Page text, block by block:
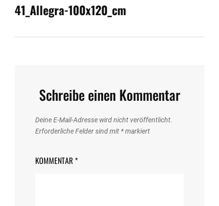
Post
41_Allegra-100x120_cm
Schreibe einen Kommentar
Deine E-Mail-Adresse wird nicht veröffentlicht.
Erforderliche Felder sind mit *markiert
KOMMENTAR *